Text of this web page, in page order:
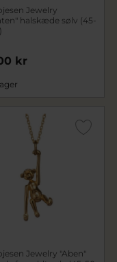
Jewelry
halskæde sølv (45-
kr
Jewelry "Aben"